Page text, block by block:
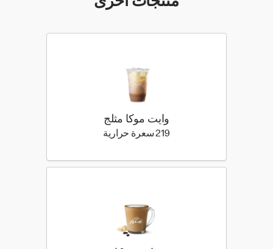
وايت موكا مثلج
219 سعرة حرارية 219 كيلو سعرة حرارية